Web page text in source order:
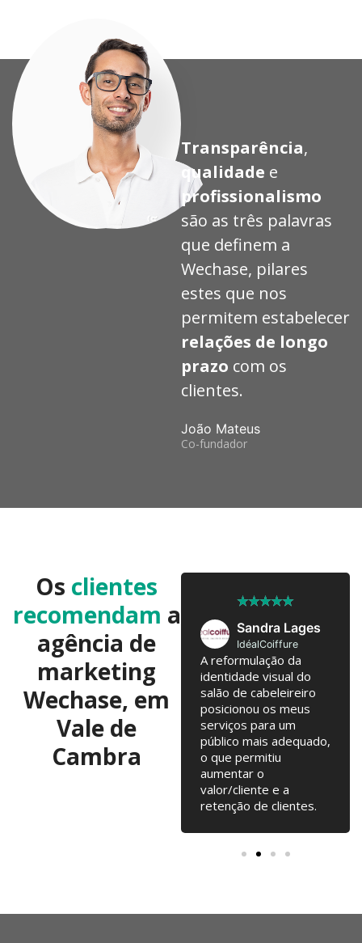
Transparência,
qualidade e
profissionalismo
são as três palavras
que definem a
Wechase, pilares
estes que nos
permitem estabelecer
relações de longo
prazo com os
clientes.
João Mateus
Co-fundador
Os clientes
recomendam a
agência de
marketing
Wechase, em
Vale de
Cambra
José Pedro
Twobrothers
Colaboramos já há 10
anos, com troca de
ideias regulares para
testarmos. Campanhas
online, Email Marketing,
alterações na loja
online... tudo junto tem
Sandra Lages
★★★★★
IdéalCoiffure
A reformulação da
identidade visual do
salão de cabeleireiro
posicionou os meus
serviços para um
público mais adequado,
o que permitiu
aumentar o
valor/cliente e a
retenção de clientes.